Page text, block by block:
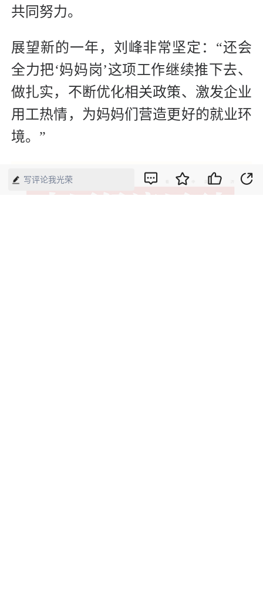
共同努力。
展望新的一年，刘峰非常坚定：“还会
全力把‘妈妈岗’这项工作继续推下去、
做扎实，不断优化相关政策、激发企业
用工热情，为妈妈们营造更好的就业环
境。”
写评论我光荣